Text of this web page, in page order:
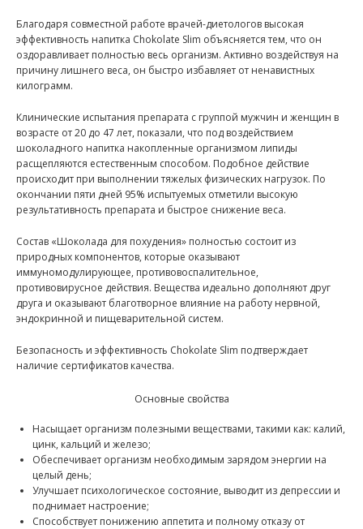
Благодаря совместной работе врачей-диетологов высокая
эффективность напитка Chokolate Slim объясняется тем, что он
оздоравливает полностью весь организм. Активно воздействуя на
причину лишнего веса, он быстро избавляет от ненавистных
килограмм.
Клинические испытания препарата с группой мужчин и женщин в
возрасте от 20 до 47 лет, показали, что под воздействием
шоколадного напитка накопленные организмом липиды
расщепляются естественным способом. Подобное действие
происходит при выполнении тяжелых физических нагрузок. По
окончании пяти дней 95% испытуемых отметили высокую
результативность препарата и быстрое снижение веса.
Состав «Шоколада для похудения» полностью состоит из
природных компонентов, которые оказывают
иммуномодулирующее, противовоспалительное,
противовирусное действия. Вещества идеально дополняют друг
друга и оказывают благотворное влияние на работу нервной,
эндокринной и пищеварительной систем.
Безопасность и эффективность Chokolate Slim подтверждает
наличие сертификатов качества.
Основные свойства
Насыщает организм полезными веществами, такими как: калий,
цинк, кальций и железо;
Обеспечивает организм необходимым зарядом энергии на
целый день;
Улучшает психологическое состояние, выводит из депрессии и
поднимает настроение;
Способствует понижению аппетита и полному отказу от